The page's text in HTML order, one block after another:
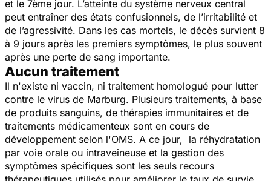
et le 7ème jour. L’atteinte du système nerveux central
peut entraîner des états confusionnels, de l’irritabilité et
de l’agressivité. Dans les cas mortels, le décès survient 8
à 9 jours après les premiers symptômes, le plus souvent
après une perte de sang importante.
​Aucun traitement
Il n'existe ni vaccin, ni traitement homologué pour lutter
contre le virus de Marburg. Plusieurs traitements, à base
de produits sanguins, de thérapies immunitaires et de
traitements médicamenteux sont en cours de
développement selon l'OMS. A ce jour, la réhydratation
par voie orale ou intraveineuse et la gestion des
symptômes spécifiques sont les seuls recours